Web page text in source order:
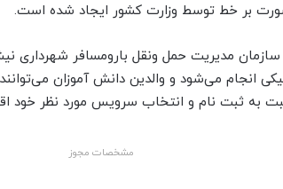
بر خط توسط وزارت کشور ایجاد شده است.
مدیریت حمل ونقل بارومسافر شهرداری
انجام می‌شود و والدین دانش آموزان
مشخصات مجوز